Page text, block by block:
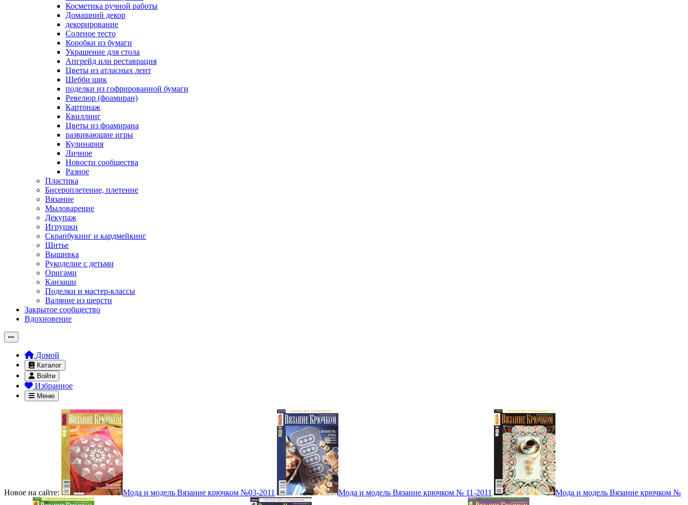
Косметика ручной работы
Домашний декор
декорирование
Соленое тесто
Коробки из бумаги
Украшение для стола
Апгрейд или реставрация
Цветы из атласных лент
Шебби шик
поделки из гофрированной бумаги
Ревелюр (фоамиран)
Картонаж
Квиллинг
Цветы из фоамирана
развивающие игры
Кулинария
Личное
Новости сообщества
Разное
Пластика
Бисероплетение, плетение
Вязание
Мыловарение
Декупаж
Игрушки
Скрапбукинг и кардмейкинг
Шитье
Вышивка
Рукоделие с детьми
Оригами
Канзаши
Поделки и мастер-классы
Валяние из шерсти
Закрытое сообщество
Вдохновение
Домой
Каталог
Войти
Избранное
Меню
Новое на сайте: Мода и модель Вязание крючком №03-2011 Мода и модель Вязание крючком № 11-2011 Мода и модель Вязание крючком №